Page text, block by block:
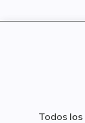
Todos los